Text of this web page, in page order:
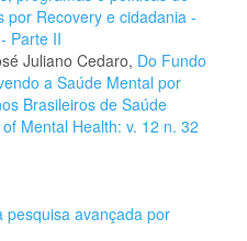
por Recovery e cidadania -
Parte II
Juliano Cedaro, Do Fundo
a Saúde Mental por
Brasileiros de Saúde
Mental Health: v. 12 n. 32
pesquisa avançada por